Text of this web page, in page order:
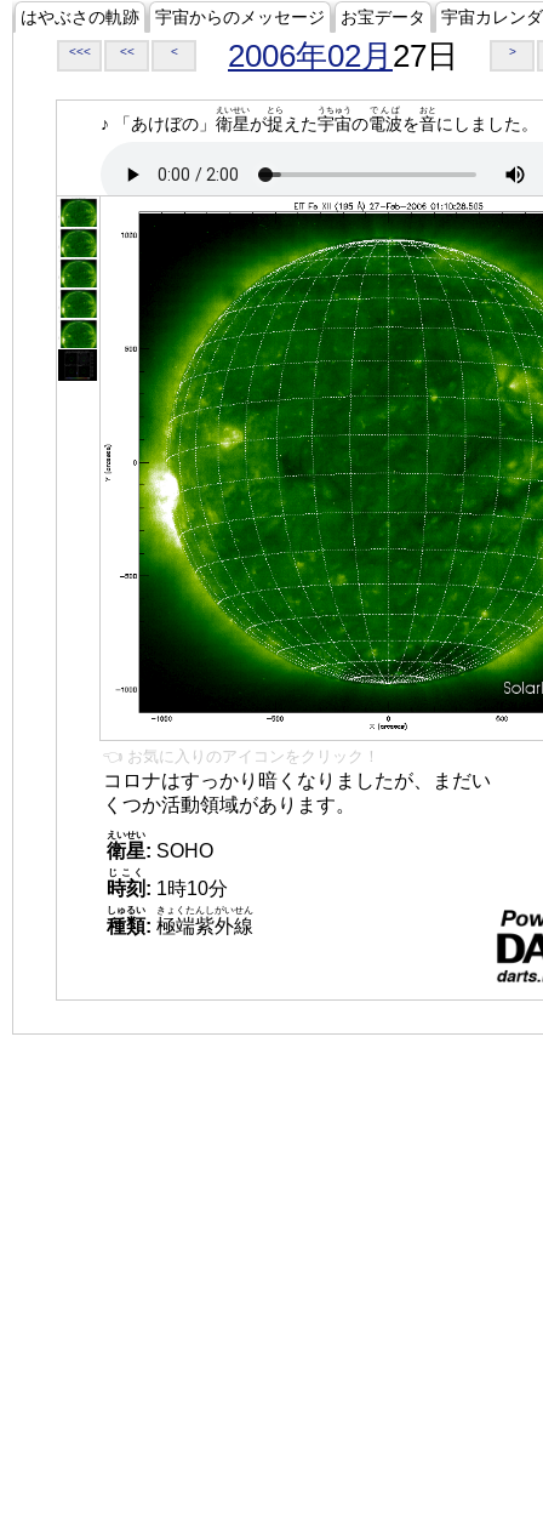
はやぶさの軌跡 宇宙からのメッセージ お宝データ 宇宙カレン
<<< << < 2006年02月 27日 >
♪ 「あけぼの」 衛星
えいせい
が捉
とら
えた宇宙
うちゅう
の電波
でんぱ
を音
おと
にしました。
👈 お気に入りのアイコンをクリック！
コロナはすっかり暗くなりましたが、まだい
くつか活動領域があります。
衛星
えいせい
: SOHO
時刻
じこく
: 1時10分
種類
しゅるい
: 極端紫外線
きょくたんしがいせん